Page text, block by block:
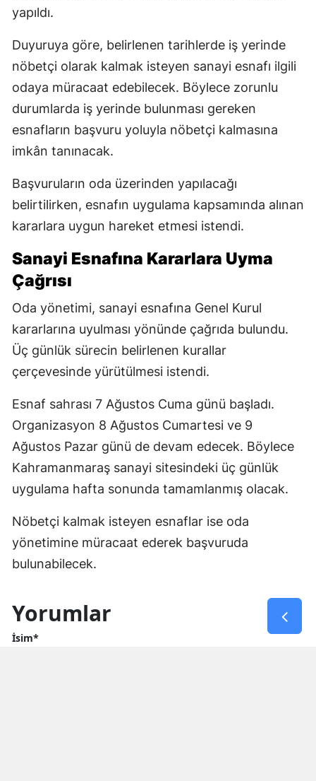
yapıldı.
Duyuruya göre, belirlenen tarihlerde iş yerinde
nöbetçi olarak kalmak isteyen sanayi esnafı ilgili
odaya müracaat edebilecek. Böylece zorunlu
durumlarda iş yerinde bulunması gereken
esnafların başvuru yoluyla nöbetçi kalmasına
imkân tanınacak.
Başvuruların oda üzerinden yapılacağı
belirtilirken, esnafın uygulama kapsamında alınan
kararlara uygun hareket etmesi istendi.
Sanayi Esnafına Kararlara Uyma
Çağrısı
Oda yönetimi, sanayi esnafına Genel Kurul
kararlarına uyulması yönünde çağrıda bulundu.
Üç günlük sürecin belirlenen kurallar
çerçevesinde yürütülmesi istendi.
Esnaf sahrası 7 Ağustos Cuma günü başladı.
Organizasyon 8 Ağustos Cumartesi ve 9
Ağustos Pazar günü de devam edecek. Böylece
Kahramanmaraş sanayi sitesindeki üç günlük
uygulama hafta sonunda tamamlanmış olacak.
Nöbetçi kalmak isteyen esnaflar ise oda
yönetimine müracaat ederek başvuruda
bulunabilecek.
Yorumlar
İsim*